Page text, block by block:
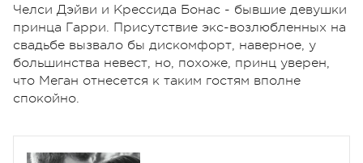
Челси Дэйви и Крессида Бонас - бывшие девушки
принца Гарри. Присутствие экс-возлюбленных на
свадьбе вызвало бы дискомфорт, наверное, у
большинства невест, но, похоже, принц уверен,
что Меган отнесется к таким гостям вполне
спокойно.